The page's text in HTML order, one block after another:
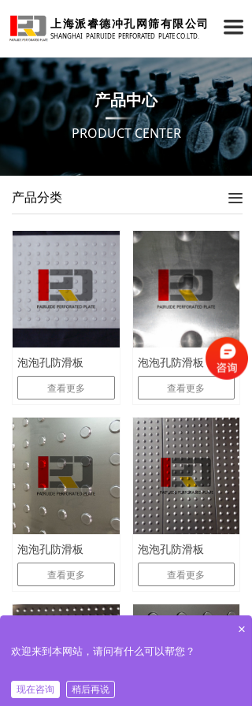
끀
首页
产品中心
新闻资讯
成功案例
技术支持
联系我们
上海派睿德冲孔网筛有限公司
SHANGHAI PAIRUIDE PERFORATED PLATE CO.LTD.
产品分类 끀
产品中心
PRODUCT CENTER
泡泡孔防滑板
查看更多
泡泡孔防滑板
查看更多
泡泡孔防滑板
查看更多
泡泡孔防滑板
查看更多
×
欢迎来到本网站，请问有什么可以帮您？
现在咨询 稍后再说